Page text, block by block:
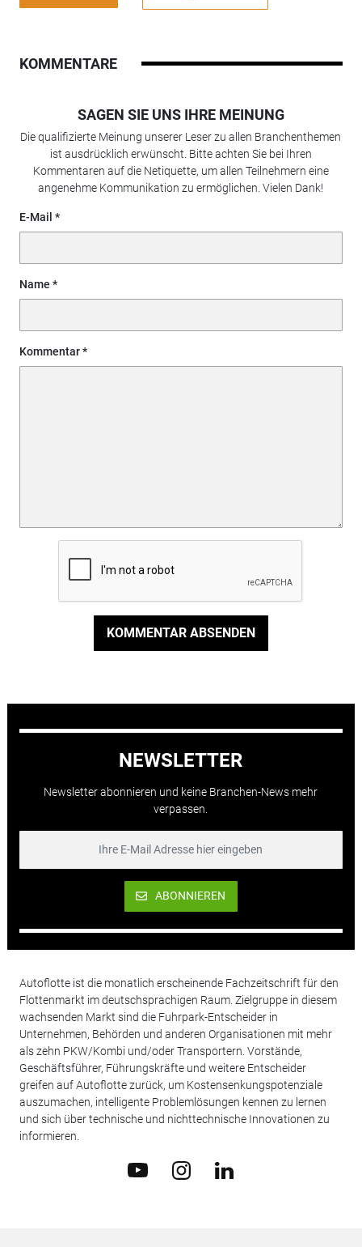
KOMMENTARE
SAGEN SIE UNS IHRE MEINUNG
Die qualifizierte Meinung unserer Leser zu allen Branchenthemen
ist ausdrücklich erwünscht. Bitte achten Sie bei Ihren
Kommentaren auf die Netiquette, um allen Teilnehmern eine
angenehme Kommunikation zu ermöglichen. Vielen Dank!
E-Mail
Name
Kommentar
KOMMENTAR ABSENDEN
NEWSLETTER
Newsletter abonnieren und keine Branchen-News mehr
verpassen.
ABONNIEREN
Autoflotte ist die monatlich erscheinende Fachzeitschrift für den
Flottenmarkt im deutschsprachigen Raum. Zielgruppe in diesem
wachsenden Markt sind die Fuhrpark-Entscheider in
Unternehmen, Behörden und anderen Organisationen mit mehr
als zehn PKW/Kombi und/oder Transportern. Vorstände,
Geschäftsführer, Führungskräfte und weitere Entscheider
greifen auf Autoflotte zurück, um Kostensenkungspotenziale
auszumachen, intelligente Problemlösungen kennen zu lernen
und sich über technische und nichttechnische Innovationen zu
informieren.